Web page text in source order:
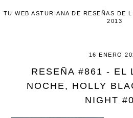
TU WEB ASTURIANA DE RESEÑAS DE
2013
16 ENERO
RESEÑA #861 - EL
NOCHE, HOLLY
NIGHT